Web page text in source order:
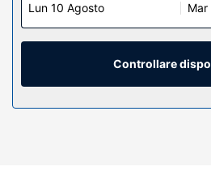
per concedersi un po' di svago. Il
dispone di combinazione doccia/
gratuiti e bidet. I comfort
Attrattive della proprietà
Scopri i molti servizi ricreativi a
Lun 10 Agosto Mar
Controllare